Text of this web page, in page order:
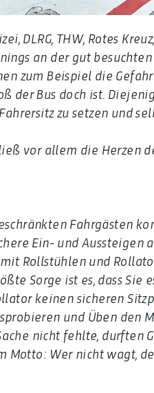
DLRG, THW, Rotes
an der gut
zum Beispiel die
der Bus doch ist.
zu setzen und
vor allem die Herzen
Fahrgästen
Ein- und Aussteigen
Rollstühlen und
Sorge ist es, dass Sie
keinen sicheren
und Üben den
nicht fehlte, durften
Motto: Wer nicht wagt,